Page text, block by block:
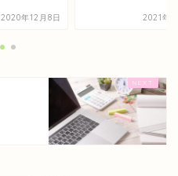
2020年12月8日 2021年1